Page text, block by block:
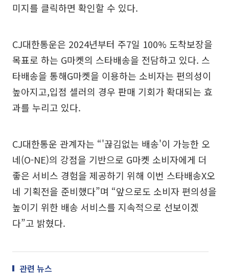
미지를 클릭하면 확인할 수 있다.
CJ대한통운은 2024년부터 주7일 100% 도착보장을
목표로 하는 G마켓의 스타배송을 전담하고 있다. 스
타배송을 통해G마켓을 이용하는 소비자는 편의성이
높아지고,입점 셀러의 경우 판매 기회가 확대되는 효
과를 누리고 있다.
CJ대한통운 관계자는 “'끊김없는 배송'이 가능한 오
네(O-NE)의 강점을 기반으로 G마켓 소비자에게 더
좋은 서비스 경험을 제공하기 위해 이번 스타배송X오
네 기획전을 준비했다”며 “앞으로도 소비자 편의성을
높이기 위한 배송 서비스를 지속적으로 선보이겠
다”고 밝혔다.
관련 뉴스